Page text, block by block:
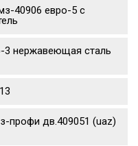
40906 евро-5 с
3 нержавеющая сталь
профи дв.409051 (uaz)